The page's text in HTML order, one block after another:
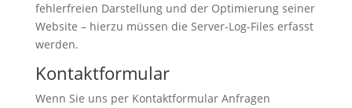
fehlerfreien Darstellung und der Optimierung seiner
Website – hierzu müssen die Server-Log-Files erfasst
werden.
Kontaktformular
Wenn Sie uns per Kontaktformular Anfragen